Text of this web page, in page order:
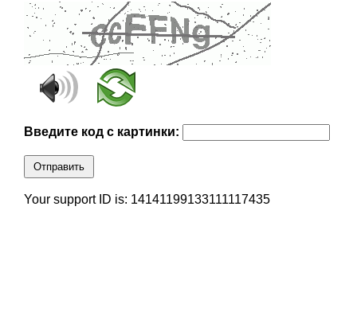
Введите код с картинки:
Отправить
Your support ID is: 14141199133111117435